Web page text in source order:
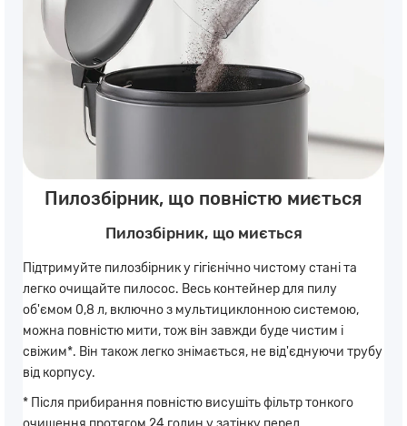
Пилозбірник, що повністю миється
Пилозбірник, що миється
Підтримуйте пилозбірник у гігієнічно чистому стані та
легко очищайте пилосос. Весь контейнер для пилу
об'ємом 0,8 л, включно з мультициклонною системою,
можна повністю мити, тож він завжди буде чистим і
свіжим*. Він також легко знімається, не від'єднуючи трубу
від корпусу.
* Після прибирання повністю висушіть фільтр тонкого